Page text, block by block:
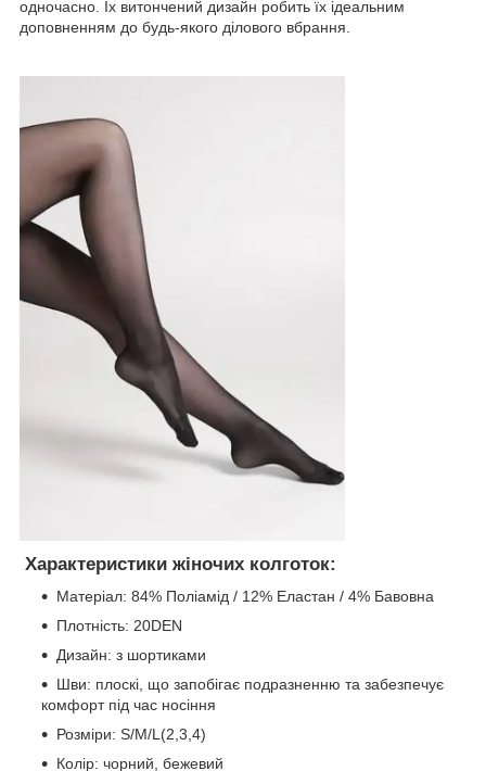
одночасно. Їх витончений дизайн робить їх ідеальним
доповненням до будь-якого ділового вбрання.
Характеристики жіночих колготок:
Матеріал: 84% Поліамід / 12% Еластан / 4% Бавовна
Плотність: 20DEN
Дизайн: з шортиками
Шви: плоскі, що запобігає подразненню та забезпечує
комфорт під час носіння
Розміри: S/M/L(2,3,4)
Колір: чорний, бежевий